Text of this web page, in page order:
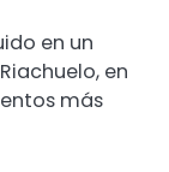
en un
en
más